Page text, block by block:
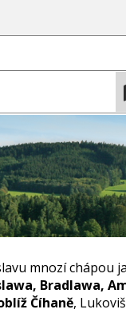
mnozí chápou
Bradlawa,
Číhaně,